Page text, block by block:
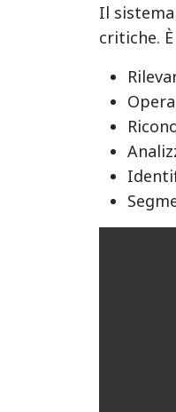
Il
critiche.